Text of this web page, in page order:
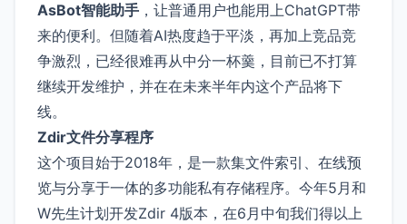
AsBot智能助手 ，让普通用户也能用上ChatGPT带
来的便利。但随着AI热度趋于平淡，再加上竞品竞
争激烈，已经很难再从中分一杯羹，目前已不打算
继续开发维护，并在在未来半年内这个产品将下
线。
Zdir文件分享程序
这个项目始于2018年，是一款集文件索引、在线预
览与分享于一体的多功能私有存储程序。今年5月和
W先生计划开发Zdir 4版本，在6月中旬我们得以上